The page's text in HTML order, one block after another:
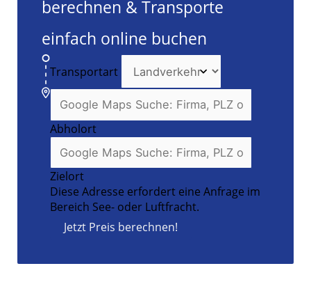
berechnen & Transporte
einfach online buchen
Transportart
Abholort
Zielort
Diese Adresse erfordert eine Anfrage im
Bereich See- oder Luftfracht.
Jetzt Preis berechnen!